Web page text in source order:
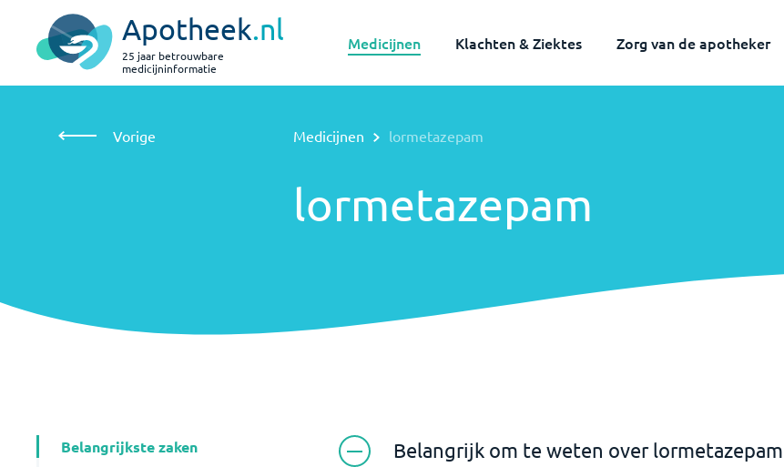
Apotheek.nl
25 jaar betrouwbare
medicijninformatie
Medicijnen Klachten & Ziektes Zorg van de apotheker
Vorige Medicijnen lormetazepam
lormetazepam
Belangrijkste zaken Belangrijk om te weten over lormetazepam